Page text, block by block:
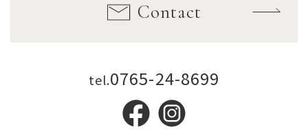
Contact
tel.0765-24-8699